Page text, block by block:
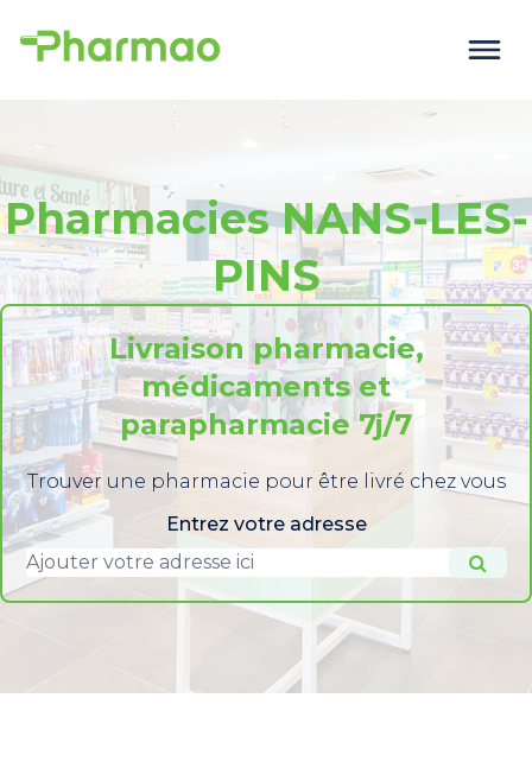
Pharmacies NANS-LES-
PINS
Livraison pharmacie,
médicaments et
parapharmacie 7j/7
Trouver une pharmacie pour être livré chez vous
Entrez votre adresse